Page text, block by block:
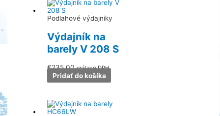
Podlahové výdajniky
Výdajník na
barely V 208 S
€235.00 vrátane DPH
Pridať do košíka